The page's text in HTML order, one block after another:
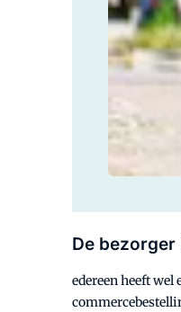
De
edereen heeft wel